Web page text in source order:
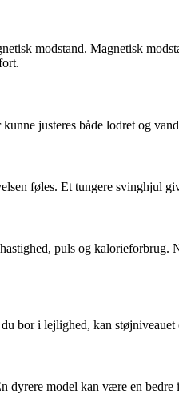
modstand. Magnetisk
justeres både lodret og
føles. Et tungere svinghjul
puls og
bor i lejlighed, kan
dyrere model kan være en